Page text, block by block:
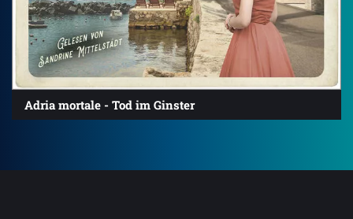
Adria mortale - Tod im Ginster